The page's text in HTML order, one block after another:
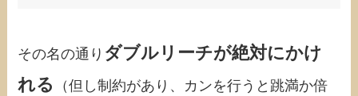
その名の通り ダブルリーチが絶対にかけ
れる
（但し制約があり、カンを行うと跳満か倍